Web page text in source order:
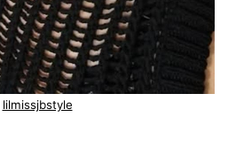
lilmissjbstyle